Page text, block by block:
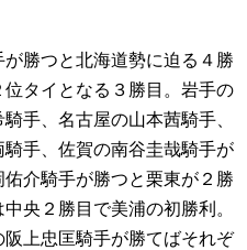
勝つと北海道勢に迫る４勝
タイとなる３勝目。岩手の
手、名古屋の山本茜騎手、
手、佐賀の南谷圭哉騎手が
介騎手が勝つと栗東が２勝
央２勝目で美浦の初勝利。
上忠匡騎手が勝てばそれぞ